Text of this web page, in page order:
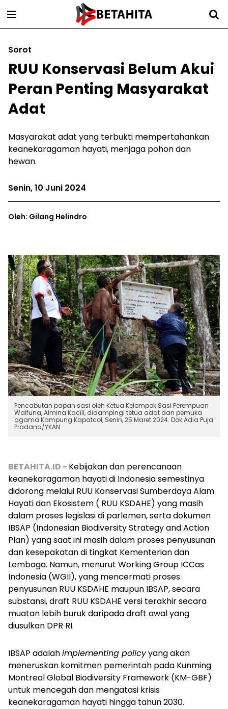
Sorot
RUU Konservasi Belum Akui
Peran Penting Masyarakat
Adat
Masyarakat adat yang terbukti mempertahankan
keanekaragaman hayati, menjaga pohon dan
hewan.
Senin, 10 Juni 2024
Oleh: Gilang Helindro
Pencabutan papan sasi oleh Ketua Kelompok Sasi Perempuan
Waifuna, Almina Kacili, didampingi tetua adat dan pemuka
agama Kampung Kapatcol, Senin, 25 Maret 2024. Dok Adia Puja
Pradana/YKAN
BETAHITA.ID - Kebijakan dan perencanaan
keanekaragaman hayati di Indonesia semestinya
didorong melalui RUU Konservasi Sumberdaya Alam
Hayati dan Ekosistem ( RUU KSDAHE) yang masih
dalam proses legislasi di parlemen, serta dokumen
IBSAP (Indonesian Biodiversity Strategy and Action
Plan) yang saat ini masih dalam proses penyusunan
dan kesepakatan di tingkat Kementerian dan
Lembaga. Namun, menurut Working Group ICCas
Indonesia (WGII), yang mencermati proses
penyusunan RUU KSDAHE maupun IBSAP, secara
substansi, draft RUU KSDAHE versi terakhir secara
muatan lebih buruk daripada draft awal yang
diusulkan DPR RI.
IBSAP adalahimplementing policyyang akan
meneruskan komitmen pemerintah pada Kunming
Montreal Global Biodiversity Framework (KM-GBF)
untuk mencegah dan mengatasi krisis
keanekaragaman hayati hingga tahun 2030.